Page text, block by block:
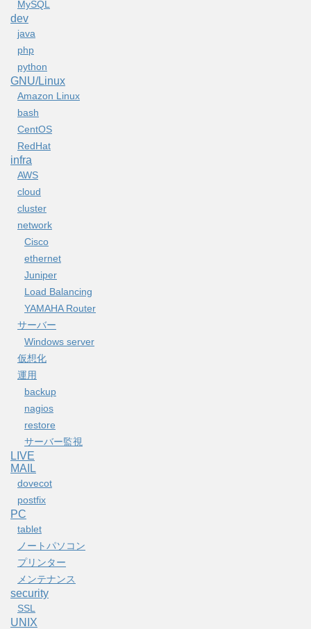
MySQL
dev
java
php
python
GNU/Linux
Amazon Linux
bash
CentOS
RedHat
infra
AWS
cloud
cluster
network
Cisco
ethernet
Juniper
Load Balancing
YAMAHA Router
サーバー
Windows server
仮想化
運用
backup
nagios
restore
サーバー監視
LIVE
MAIL
dovecot
postfix
PC
tablet
ノートパソコン
プリンター
メンテナンス
security
SSL
UNIX